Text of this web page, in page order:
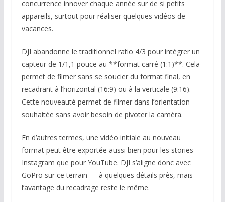
concurrence innover chaque année sur de si petits
appareils, surtout pour réaliser quelques vidéos de
vacances.
DJI abandonne le traditionnel ratio 4/3 pour intégrer un
capteur de 1/1,1 pouce au **format carré (1:1)**. Cela
permet de filmer sans se soucier du format final, en
recadrant à l’horizontal (16:9) ou à la verticale (9:16).
Cette nouveauté permet de filmer dans l’orientation
souhaitée sans avoir besoin de pivoter la caméra.
En d’autres termes, une vidéo initiale au nouveau
format peut être exportée aussi bien pour les stories
Instagram que pour YouTube. DJI s’aligne donc avec
GoPro sur ce terrain — à quelques détails près, mais
l’avantage du recadrage reste le même.